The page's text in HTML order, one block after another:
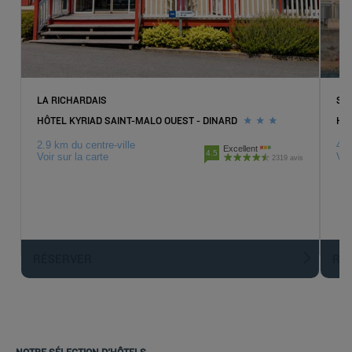
LA RICHARDAIS
HÔTEL KYRIAD SAINT-MALO OUEST - DINARD
2.9 km du centre-ville
Voir sur la carte
4.5 Excellent
2319 avis